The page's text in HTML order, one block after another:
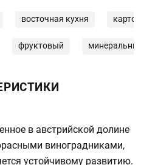
восточная кухня
фруктовый
в австрийской долине
виноградниками,
устойчивому развитию.